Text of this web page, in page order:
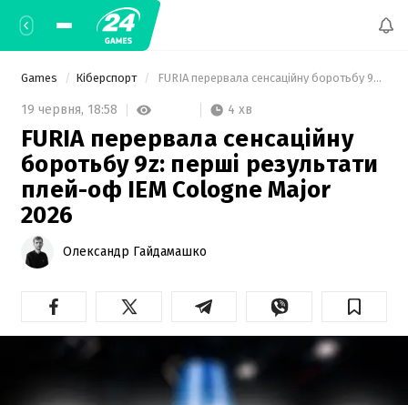
Games Кіберспорт FURIA перервала сенсаційну боротьбу 9z: перші результати плей-оф IEM Cologne Major 2026
19 червня, 18:58 4 хв
FURIA перервала сенсаційну
боротьбу 9z: перші результати
плей-оф IEM Cologne Major
2026
Олександр Гайдамашко